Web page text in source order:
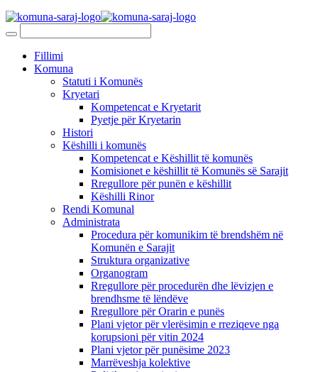
Fillimi
Komuna
Statuti i Komunës
Kryetari
Kompetencat e Kryetarit
Pyetje për Kryetarin
Histori
Këshilli i komunës
Kompetencat e Këshillit të komunës
Komisionet e këshillit të Komunës së Sarajit
Rregullore për punën e këshillit
Këshilli Rinor
Rendi Komunal
Administrata
Procedura për komunikim të brendshëm në
Komunën e Sarajit
Struktura organizative
Organogram
Rregullore për procedurën dhe lëvizjen e
brendhsme të lëndëve
Rregullore për Orarin e punës
Plani vjetor për vlerësimin e rreziqeve nga
korupsioni për vitin 2024
Plani vjetor për punësime 2023
Marrëveshja kolektive